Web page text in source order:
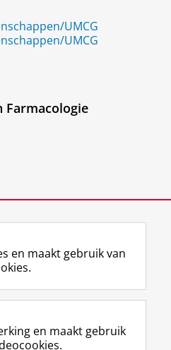
UMCG
UMCG
Farmacologie
F
a
e
L
i
k
R
S
-
I
n
t
Y
o
T
en maakt gebruik van
en maakt gebruik